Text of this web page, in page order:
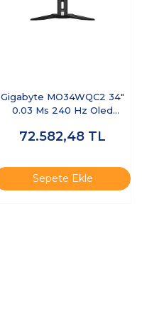
Gigabyte MO34WQC2 34"
0.03 Ms 240 Hz Oled
72.582,48 TL
Sepete Ekle